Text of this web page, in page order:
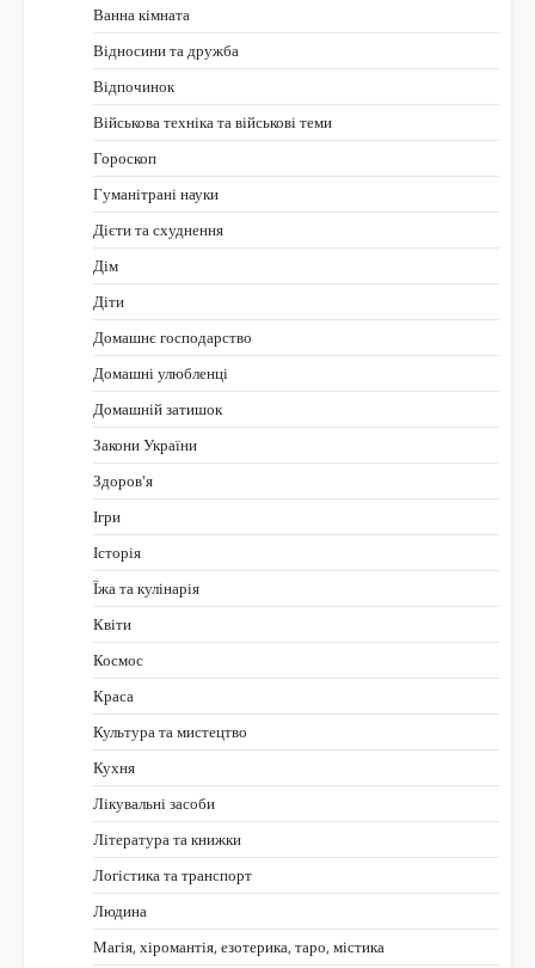
Ванна кімната
Відносини та дружба
Відпочинок
Військова техніка та військові теми
Гороскоп
Гуманітрані науки
Дієти та схуднення
Дім
Діти
Домашнє господарство
Домашні улюбленці
Домашній затишок
Закони України
Здоров'я
Ігри
Історія
Їжа та кулінарія
Квіти
Космос
Краса
Культура та мистецтво
Кухня
Лікувальні засоби
Література та книжки
Логістика та транспорт
Людина
Магія, хіромантія, езотерика, таро, містика